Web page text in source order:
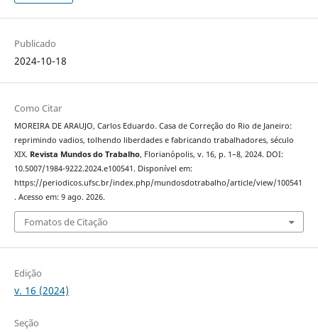
Publicado
2024-10-18
Como Citar
MOREIRA DE ARAUJO, Carlos Eduardo. Casa de Correção do Rio de Janeiro:
reprimindo vadios, tolhendo liberdades e fabricando trabalhadores, século
XIX. Revista Mundos do Trabalho, Florianópolis, v. 16, p. 1–8, 2024. DOI:
10.5007/1984-9222.2024.e100541. Disponível em:
https://periodicos.ufsc.br/index.php/mundosdotrabalho/article/view/100541
. Acesso em: 9 ago. 2026.
Fomatos de Citação
Edição
v. 16 (2024)
Seção